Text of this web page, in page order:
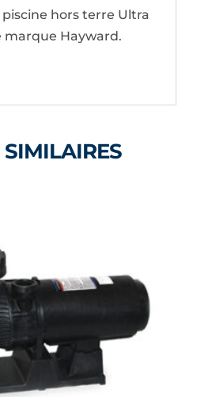
hors terre Ultra
marque Hayward.